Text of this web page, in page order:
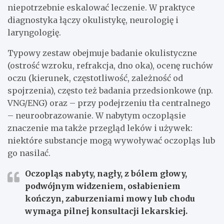
niepotrzebnie eskalować leczenie. W praktyce
diagnostyka łączy okulistykę, neurologię i
laryngologię.
Typowy zestaw obejmuje badanie okulistyczne
(ostrość wzroku, refrakcja, dno oka), ocenę ruchów
oczu (kierunek, częstotliwość, zależność od
spojrzenia), często też badania przedsionkowe (np.
VNG/ENG) oraz – przy podejrzeniu tła centralnego
– neuroobrazowanie. W nabytym oczopląsie
znaczenie ma także przegląd leków i używek:
niektóre substancje mogą wywoływać oczopląs lub
go nasilać.
Oczopląs nabyty, nagły, z bólem głowy,
podwójnym widzeniem, osłabieniem
kończyn, zaburzeniami mowy lub chodu
wymaga pilnej konsultacji lekarskiej.